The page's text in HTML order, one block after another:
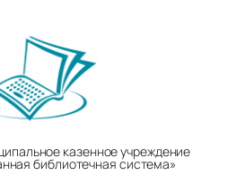
казенное учреждение
библиотечная система»